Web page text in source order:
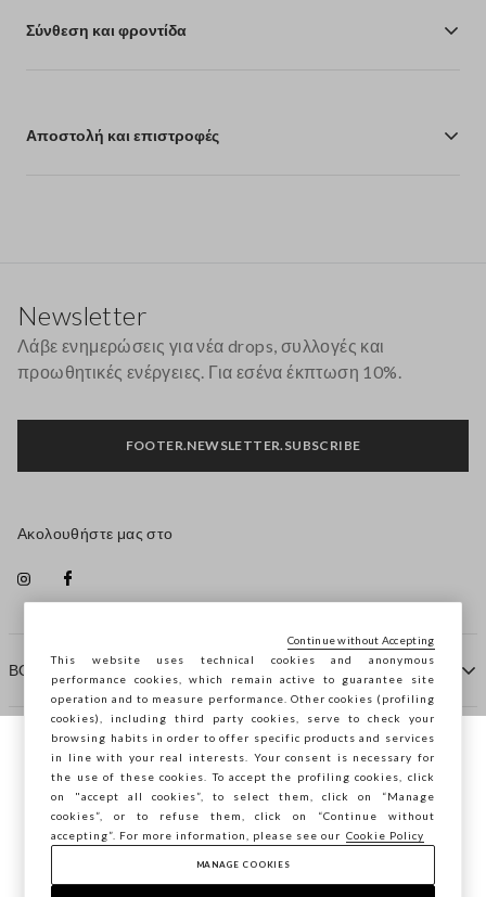
Σύνθεση και φροντίδα
Αποστολή και επιστροφές
ΒΟΗΘΕΙΑ
ΠΡΑΚΤΟΡΕΙΟ
ΕΠΙΚΟΙΝΩΝΗΣΤΕ ΜΑΖΙ ΜΑΣ
Newsletter
Λάβε ενημερώσεις για νέα drops, συλλογές και
προωθητικές ενέργειες. Για εσένα έκπτωση 10%.
FOOTER.NEWSLETTER.SUBSCRIBE
Ακολουθήστε μας στο
Copyright © Ovs S.p.A. ΑΦΜ: 04240010274 - Εταιρικό
Περιηγείστε στο STEFANEL Ελλάδας, θέλετε
να αποθηκεύσετε την τοποθεσία σας;
ΕΠΙΒΕΒΑΊΩΣΗ
This website uses technical cookies and anonymous
performance cookies, which remain active to guarantee site
operation and to measure performance. Other cookies (profiling
cookies), including third party cookies, serve to check your
browsing habits in order to offer specific products and services
in line with your real interests. Your consent is necessary for
the use of these cookies. To accept the profiling cookies, click
on "accept all cookies”, to select them, click on “Manage
cookies”, or to refuse them, click on “Continue without
accepting”. For more information, please see our Cookie Policy
MANAGE COOKIES
Continue without Accepting